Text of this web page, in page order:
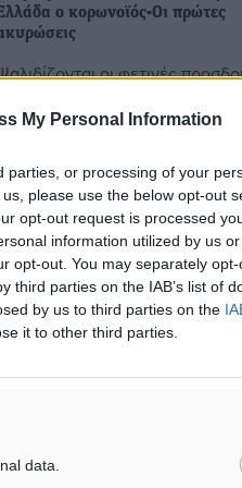
My Personal Information
parties, or processing of your
please use the below opt-out
opt-out request is processed
information utilized by us
opt-out. You may separately
third parties on the IAB’s list of
by us to third parties on the
it to other third parties.
data.
ο κορωνοϊός-Οι πρώτες
οι φετινές
για «αντίδραση»
15 κορυφαίων αγορών του ...
10.02.20, 18:22